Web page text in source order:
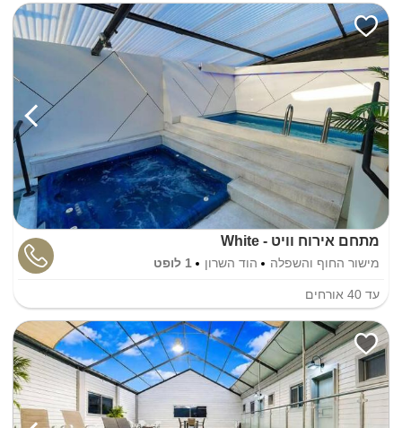
מתחם אירוח וויט - White
מישור החוף והשפלה הוד השרון 1 לופט
עד 40 אורחים